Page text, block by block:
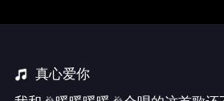
真心爱你